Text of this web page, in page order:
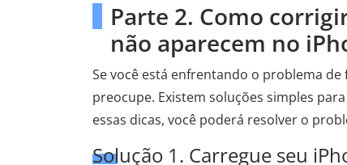
Parte 2. Como
não aparecem no
Se você está enfrentando o problema
preocupe. Existem soluções simples
essas dicas, você poderá resolver o
Solução 1. Carregue seu